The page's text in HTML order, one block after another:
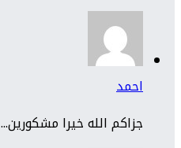
احمد
جزاكم الله خيرا مشكورين...